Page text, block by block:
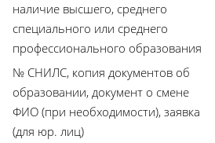
наличие высшего, среднего
специального или среднего
профессионального образования
№ СНИЛС, копия документов об
образовании, документ о смене
ФИО (при необходимости), заявка
(для юр. лиц)